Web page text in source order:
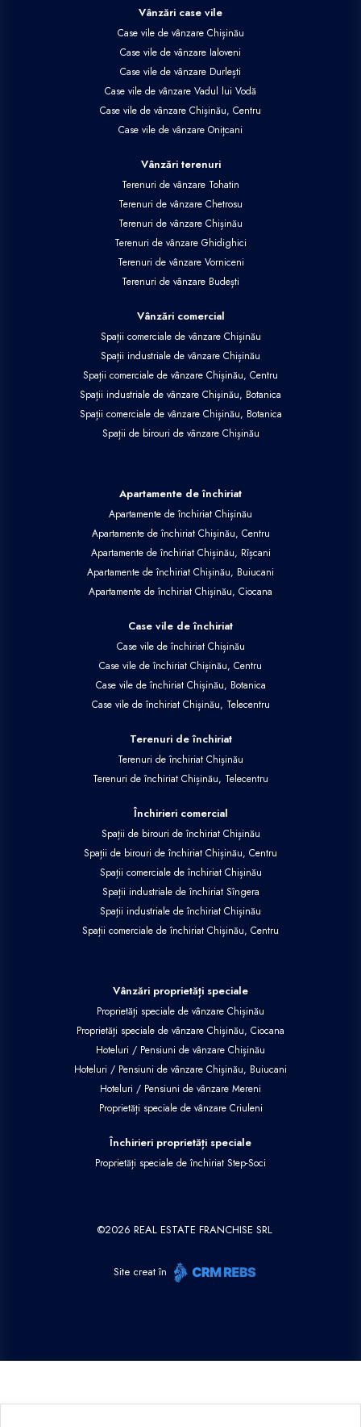
Vânzări case vile
Case vile de vânzare Chișinău
Case vile de vânzare Ialoveni
Case vile de vânzare Durlești
Case vile de vânzare Vadul lui Vodă
Case vile de vânzare Chișinău, Centru
Case vile de vânzare Onițcani
Vânzări terenuri
Terenuri de vânzare Tohatin
Terenuri de vânzare Chetrosu
Terenuri de vânzare Chișinău
Terenuri de vânzare Ghidighici
Terenuri de vânzare Vorniceni
Terenuri de vânzare Budești
Vânzări comercial
Spații comerciale de vânzare Chișinău
Spații industriale de vânzare Chișinău
Spații comerciale de vânzare Chișinău, Centru
Spații industriale de vânzare Chișinău, Botanica
Spații comerciale de vânzare Chișinău, Botanica
Spații de birouri de vânzare Chișinău
Apartamente de închiriat
Apartamente de închiriat Chișinău
Apartamente de închiriat Chișinău, Centru
Apartamente de închiriat Chișinău, Rîșcani
Apartamente de închiriat Chișinău, Buiucani
Apartamente de închiriat Chișinău, Ciocana
Case vile de închiriat
Case vile de închiriat Chișinău
Case vile de închiriat Chișinău, Centru
Case vile de închiriat Chișinău, Botanica
Case vile de închiriat Chișinău, Telecentru
Terenuri de închiriat
Terenuri de închiriat Chișinău
Terenuri de închiriat Chișinău, Telecentru
Închirieri comercial
Spații de birouri de închiriat Chișinău
Spații de birouri de închiriat Chișinău, Centru
Spații comerciale de închiriat Chișinău
Spații industriale de închiriat Sîngera
Spații industriale de închiriat Chișinău
Spații comerciale de închiriat Chișinău, Centru
Vânzări proprietăți speciale
Proprietăți speciale de vânzare Chișinău
Proprietăți speciale de vânzare Chișinău, Ciocana
Hoteluri / Pensiuni de vânzare Chișinău
Hoteluri / Pensiuni de vânzare Chișinău, Buiucani
Hoteluri / Pensiuni de vânzare Mereni
Proprietăți speciale de vânzare Criuleni
Închirieri proprietăți speciale
Proprietăți speciale de închiriat Step-Soci
©2026 REAL ESTATE FRANCHISE SRL
Site creat în